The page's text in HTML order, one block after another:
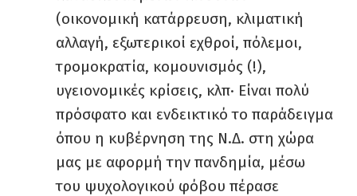
(οικονομική κατάρρευση, κλιματική
αλλαγή, εξωτερικοί εχθροί, πόλεμοι,
τρομοκρατία, κομουνισμός (!),
υγειονομικές κρίσεις, κλπ· Είναι πολύ
πρόσφατο και ενδεικτικό το παράδειγμα
όπου η κυβέρνηση της Ν.Δ. στη χώρα
μας με αφορμή την πανδημία, μέσω
του ψυχολογικού φόβου πέρασε